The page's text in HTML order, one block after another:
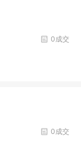
0成交
0成交